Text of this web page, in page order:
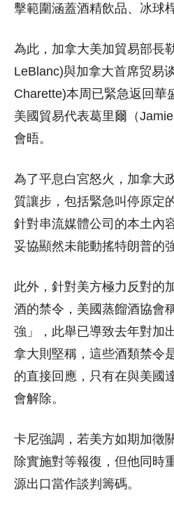
擊範圍涵蓋酒精飲品、冰球
為此，加拿大美加貿易部長
LeBlanc)與加拿大首席贸易
Charette)本周已緊急返回華
美國貿易代表葛里爾（
會晤。
為了平息白宮怒火，加拿大
質讓步，包括緊急叫停原定
針對串流媒體公司的本土內
妥協顯然未能動搖特朗普的
此外，針對美方極力反對的
酒的禁令，美國蒸餾酒協會
強」，此舉已導致去年對加
拿大則堅稱，這些酒類禁令
的直接回應，只有在與美國
會解除。
卡尼強調，若美方如期加徵
除實施對等報復，但他同時
源出口當作談判籌碼。